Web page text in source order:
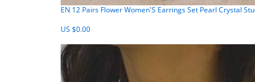
EN 12 Pairs Flower Women'S Earrings Set Pearl Crystal
US $0.00